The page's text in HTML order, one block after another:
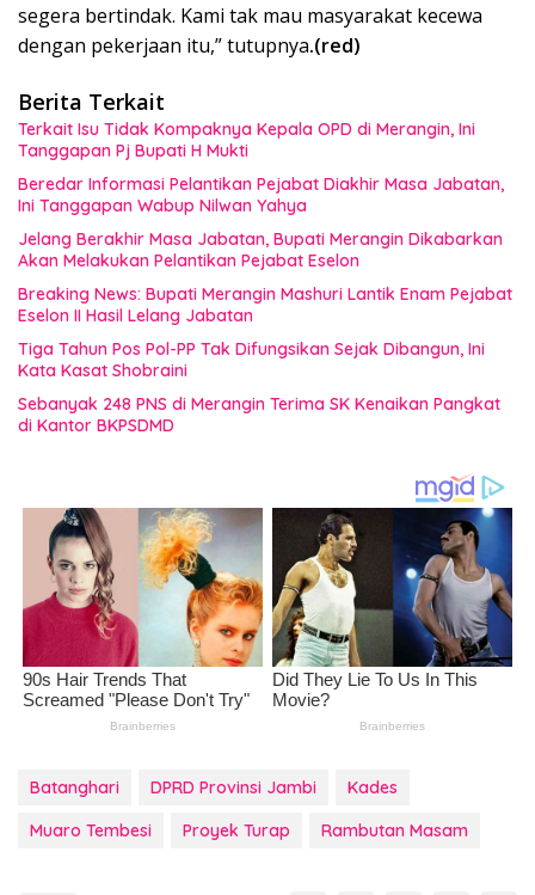
segera bertindak. Kami tak mau masyarakat kecewa
dengan pekerjaan itu,” tutupnya.(red)
Berita Terkait
Terkait Isu Tidak Kompaknya Kepala OPD di Merangin, Ini
Tanggapan Pj Bupati H Mukti
Beredar Informasi Pelantikan Pejabat Diakhir Masa Jabatan,
Ini Tanggapan Wabup Nilwan Yahya
Jelang Berakhir Masa Jabatan, Bupati Merangin Dikabarkan
Akan Melakukan Pelantikan Pejabat Eselon
Breaking News: Bupati Merangin Mashuri Lantik Enam Pejabat
Eselon II Hasil Lelang Jabatan
Tiga Tahun Pos Pol-PP Tak Difungsikan Sejak Dibangun, Ini
Kata Kasat Shobraini
Sebanyak 248 PNS di Merangin Terima SK Kenaikan Pangkat
di Kantor BKPSDMD
Batanghari DPRD Provinsi Jambi
Kades
Muaro Tembesi
Proyek Turap Rambutan Masam